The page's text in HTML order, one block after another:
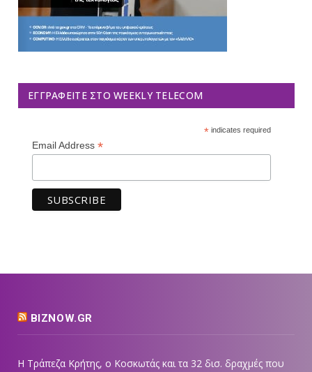
ΕΓΓΡΑΦΕΊΤΕ ΣΤΟ WEEKLY TELECOM
*indicates required
Email Address *
BIZNOW.GR
Η Τράπεζα Κρήτης, ο Κοσκωτάς και τα 32 δισ. δραχμές που